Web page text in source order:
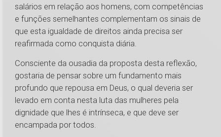
salários em relação aos homens, com competências
e funções semelhantes complementam os sinais de
que esta igualdade de direitos ainda precisa ser
reafirmada como conquista diária.
Consciente da ousadia da proposta desta reflexão,
gostaria de pensar sobre um fundamento mais
profundo que repousa em Deus, o qual deveria ser
levado em conta nesta luta das mulheres pela
dignidade que lhes é intrínseca, e que deve ser
encampada por todos.